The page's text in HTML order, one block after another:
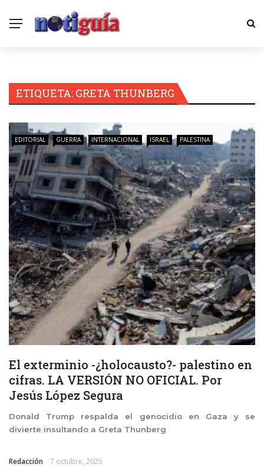
ETIQUETA: GRETA THUNBERG
EDITORIAL GUERRA INTERNACIONAL ISRAEL PALESTINA
El exterminio -¿holocausto?- palestino en
cifras. LA VERSIÓN NO OFICIAL. Por
Jesús López Segura
Donald Trump respalda el genocidio en Gaza y se
divierte insultando a Greta Thunberg
Redacción 7 octubre, 2025